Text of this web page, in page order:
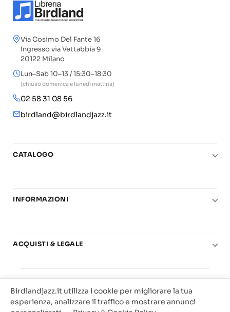
Via Cosimo Del Fante 16
Ingresso via Vettabbia 9
20122 Milano
Lun–Sab 10–13 / 15:30–18:30
(chiuso domenica e lunedì mattina)
02 58 31 08 56
birdland@birdlandjazz.it
CATALOGO
Chitarra
Basi play-along
Offerte
INFORMAZIONI
Carta del Docente
ACQUISTI & LEGALE
Privacy & Cookie
Birdland Milano. P.Iva 12093700156
Web Agency Milano
Birdlandjazz.it utilizza i cookie per migliorare la tua
esperienza, analizzare il traffico e mostrare annunci